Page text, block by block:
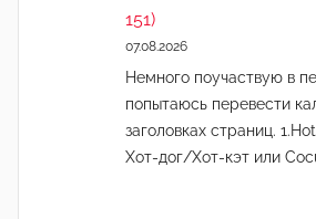
151)
07.08.2026
Немного поучаствую в
попытаюсь перевести
заголовках страниц.
Хот-дог/Хот-кэт или